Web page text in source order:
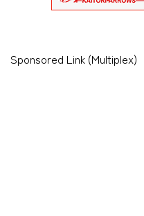
Sponsored Link (Multiplex)